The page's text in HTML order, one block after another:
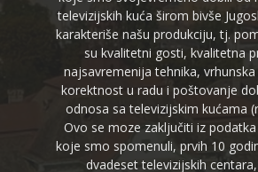
televizijskih kuća širom bivše
karakteriše našu produkciju, tj.
su kvalitetni gosti, kvalitetna
najsavremenija tehnika,
korektnost u radu i poštovanje
odnosa sa televizijskim kućama
Ovo se moze zaključiti iz
koje smo spomenuli, prvih 10
dvadeset televizijskih